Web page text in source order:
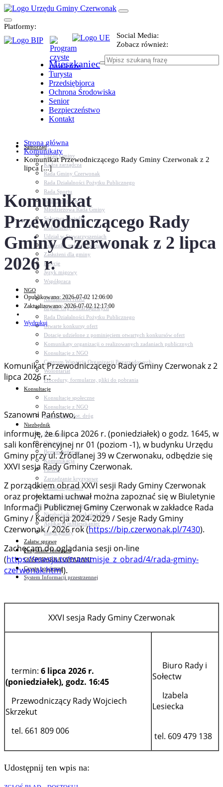
Platformy:
Social Media:
Zobacz również:
Mieszkaniec
Turysta
Przedsiębiorca
Ochrona Środowiska
Senior
Bezpieczeństwo
Kontakt
Samorząd
Urząd Gminy
Kadra zarządcza
Rada Gminy Czerwonak
Rada Działalności Pożytku Publicznego
Rada Sportu
Rada Seniorów
Młodzieżowa Rada Gminy
Sołectwa i osiedla
Dokumenty
Udział w Stowarzyszeniach
Jednostki, spółki, instytucje
Zasłużeni dla gminy
Petycje
Język migowy
Współpraca
NGO
Aktualności NGO
Rejestr Org. Pozarządowych
Rada Działalności Pożytku Publicznego
Otwarte konkursy ofert
Dotacje udzielone z pominięciem otwartych konkursów ofert
Komunikaty organizacji o realizowanych zadaniach publicznych
Konsultacje z NGO
Centrum Wsparcia Organizacji Pozarządowych
Wolontariat
Procedury, formularze, pliki do pobrania
Konsultacje
Konsultacje społeczne
Konsultacje z NGO
Konsultacje dot. dróg
Niezbędnik
Zdrowie
Oświata
Bezpieczeństwo
Komunikacja
Parafie
Zarządzanie kryzysowe
C.ześć w gminie!
Budżet obywatelski
Nieodpłatna pomoc prawna
Niezbędnik mieszkańca PDF
Aplikacja mMieszkaniec
Mapa gminy
Załatw sprawę
Pozyskane fundusze
GOSPODARKA ODPADAMI
Czyste powietrze
System Informacji przestrzennej
Strona główna
Komunikaty
Komunikat Przewodniczącego Rady Gminy Czerwonak z 2
lipca [...]
Komunikat
Przewodniczącego Rady
Gminy Czerwonak z 2 lipca
2026 r.
Opublikowano: 2026-07-02 12:06:00
Zaktualizowano: 2026-07-02 12:17:00
Wydrukuj
Komunikat Przewodniczącego Rady Gminy Czerwonak z 2
lipca 2026 r.:
Szanowni Państwo,
informuję, że 6 lipca 2026 r. (poniedziałek) o godz. 1645, w
sali konferencyjnej nr 01 (poziom -1), w budynku Urzędu
Gminy przy ul. Źródlanej 39 w Czerwonaku, odbędzie się
XXVI sesja Rady Gminy Czerwonak.
Z porządkiem obrad XXVI sesji Rady Gminy Czerwonak
oraz projektami uchwał można zapoznać się w Biuletynie
Informacji Publicznej Gminy Czerwonak w zakładce Rada
Gminy / Kadencja 2024-2029 / Sesje Rady Gminy
Czerwonak / 2026 rok (https://bip.czerwonak.pl/7430).
Zachęcam do oglądania sesji on-line
(https://esesja.tv/transmisje_z_obrad/4/rada-gminy-
czerwonak.html).
XXVI sesja Rady Gminy Czerwonak
termin: 6 lipca 2026 r.
(poniedziałek), godz. 16:45
Przewodniczący Rady Wojciech
Skrzekut
tel. 661 809 006
Biuro Rady i
Sołectw
Izabela
Lesiecka
tel. 609 479 138
Udostępnij ten wpis na: